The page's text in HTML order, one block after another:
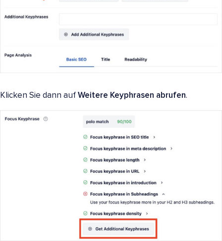
Klicken Sie dann auf Weitere Keyphrasen abrufen.